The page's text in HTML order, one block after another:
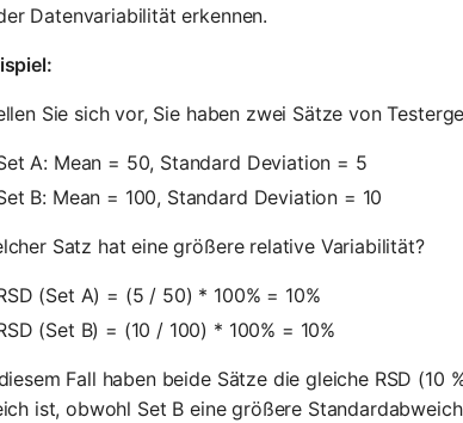
Datenvariabilität erkennen.
Sie sich vor, Sie haben zwei Sätze von
A: Mean = 50, Standard Deviation = 5
B: Mean = 100, Standard Deviation = 10
Satz hat eine größere relative Variabilität?
(Set A) = (5 / 50) * 100% = 10%
(Set B) = (10 / 100) * 100% = 10%
Fall haben beide Sätze die gleiche RSD
ist, obwohl Set B eine größere